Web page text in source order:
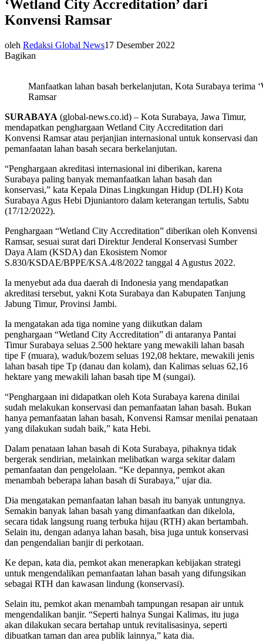
‘Wetland City Accreditation’ dari
Konvensi Ramsar
oleh Redaksi Global News17 Desember 2022
Bagikan
Manfaatkan lahan basah berkelanjutan, Kota Surabaya terima
Ramsar
SURABAYA (global-news.co.id) – Kota Surabaya, Jawa Timur,
mendapatkan penghargaan Wetland City Accreditation dari
Konvensi Ramsar atau perjanjian internasional untuk konservasi dan
pemanfaatan lahan basah secara berkelanjutan.
“Penghargaan akreditasi internasional ini diberikan, karena
Surabaya paling banyak memanfaatkan lahan basah dan
konservasi,” kata Kepala Dinas Lingkungan Hidup (DLH) Kota
Surabaya Agus Hebi Djuniantoro dalam keterangan tertulis, Sabtu
(17/12/2022).
Penghargaan “Wetland City Accreditation” diberikan oleh Konvensi
Ramsar, sesuai surat dari Direktur Jenderal Konservasi Sumber
Daya Alam (KSDA) dan Ekosistem Nomor
S.830/KSDAE/BPPE/KSA.4/8/2022 tanggal 4 Agustus 2022.
Ia menyebut ada dua daerah di Indonesia yang mendapatkan
akreditasi tersebut, yakni Kota Surabaya dan Kabupaten Tanjung
Jabung Timur, Provinsi Jambi.
Ia mengatakan ada tiga nomine yang diikutkan dalam
penghargaan “Wetland City Accreditation” di antaranya Pantai
Timur Surabaya seluas 2.500 hektare yang mewakili lahan basah
tipe F (muara), waduk/bozem seluas 192,08 hektare, mewakili jenis
lahan basah tipe Tp (danau dan kolam), dan Kalimas seluas 62,16
hektare yang mewakili lahan basah tipe M (sungai).
“Penghargaan ini didapatkan oleh Kota Surabaya karena dinilai
sudah melakukan konservasi dan pemanfaatan lahan basah. Bukan
hanya pemanfaatan lahan basah, Konvensi Ramsar menilai penataan
yang dilakukan sudah baik,” kata Hebi.
Dalam penataan lahan basah di Kota Surabaya, pihaknya tidak
bergerak sendirian, melainkan melibatkan warga sekitar dalam
pemanfaatan dan pengelolaan. “Ke depannya, pemkot akan
menambah beberapa lahan basah di Surabaya,” ujar dia.
Dia mengatakan pemanfaatan lahan basah itu banyak untungnya.
Semakin banyak lahan basah yang dimanfaatkan dan dikelola,
secara tidak langsung ruang terbuka hijau (RTH) akan bertambah.
Selain itu, dengan adanya lahan basah, bisa juga untuk konservasi
dan pengendalian banjir di perkotaan.
Ke depan, kata dia, pemkot akan menerapkan kebijakan strategi
untuk mengendalikan pemanfaatan lahan basah yang difungsikan
sebagai RTH dan kawasan lindung (konservasi).
Selain itu, pemkot akan menambah tampungan resapan air untuk
mengendalikan banjir. “Seperti halnya Sungai Kalimas, itu juga
akan dilakukan secara bertahap untuk revitalisasinya, seperti
dibuatkan taman dan area publik lainnya,” kata dia.